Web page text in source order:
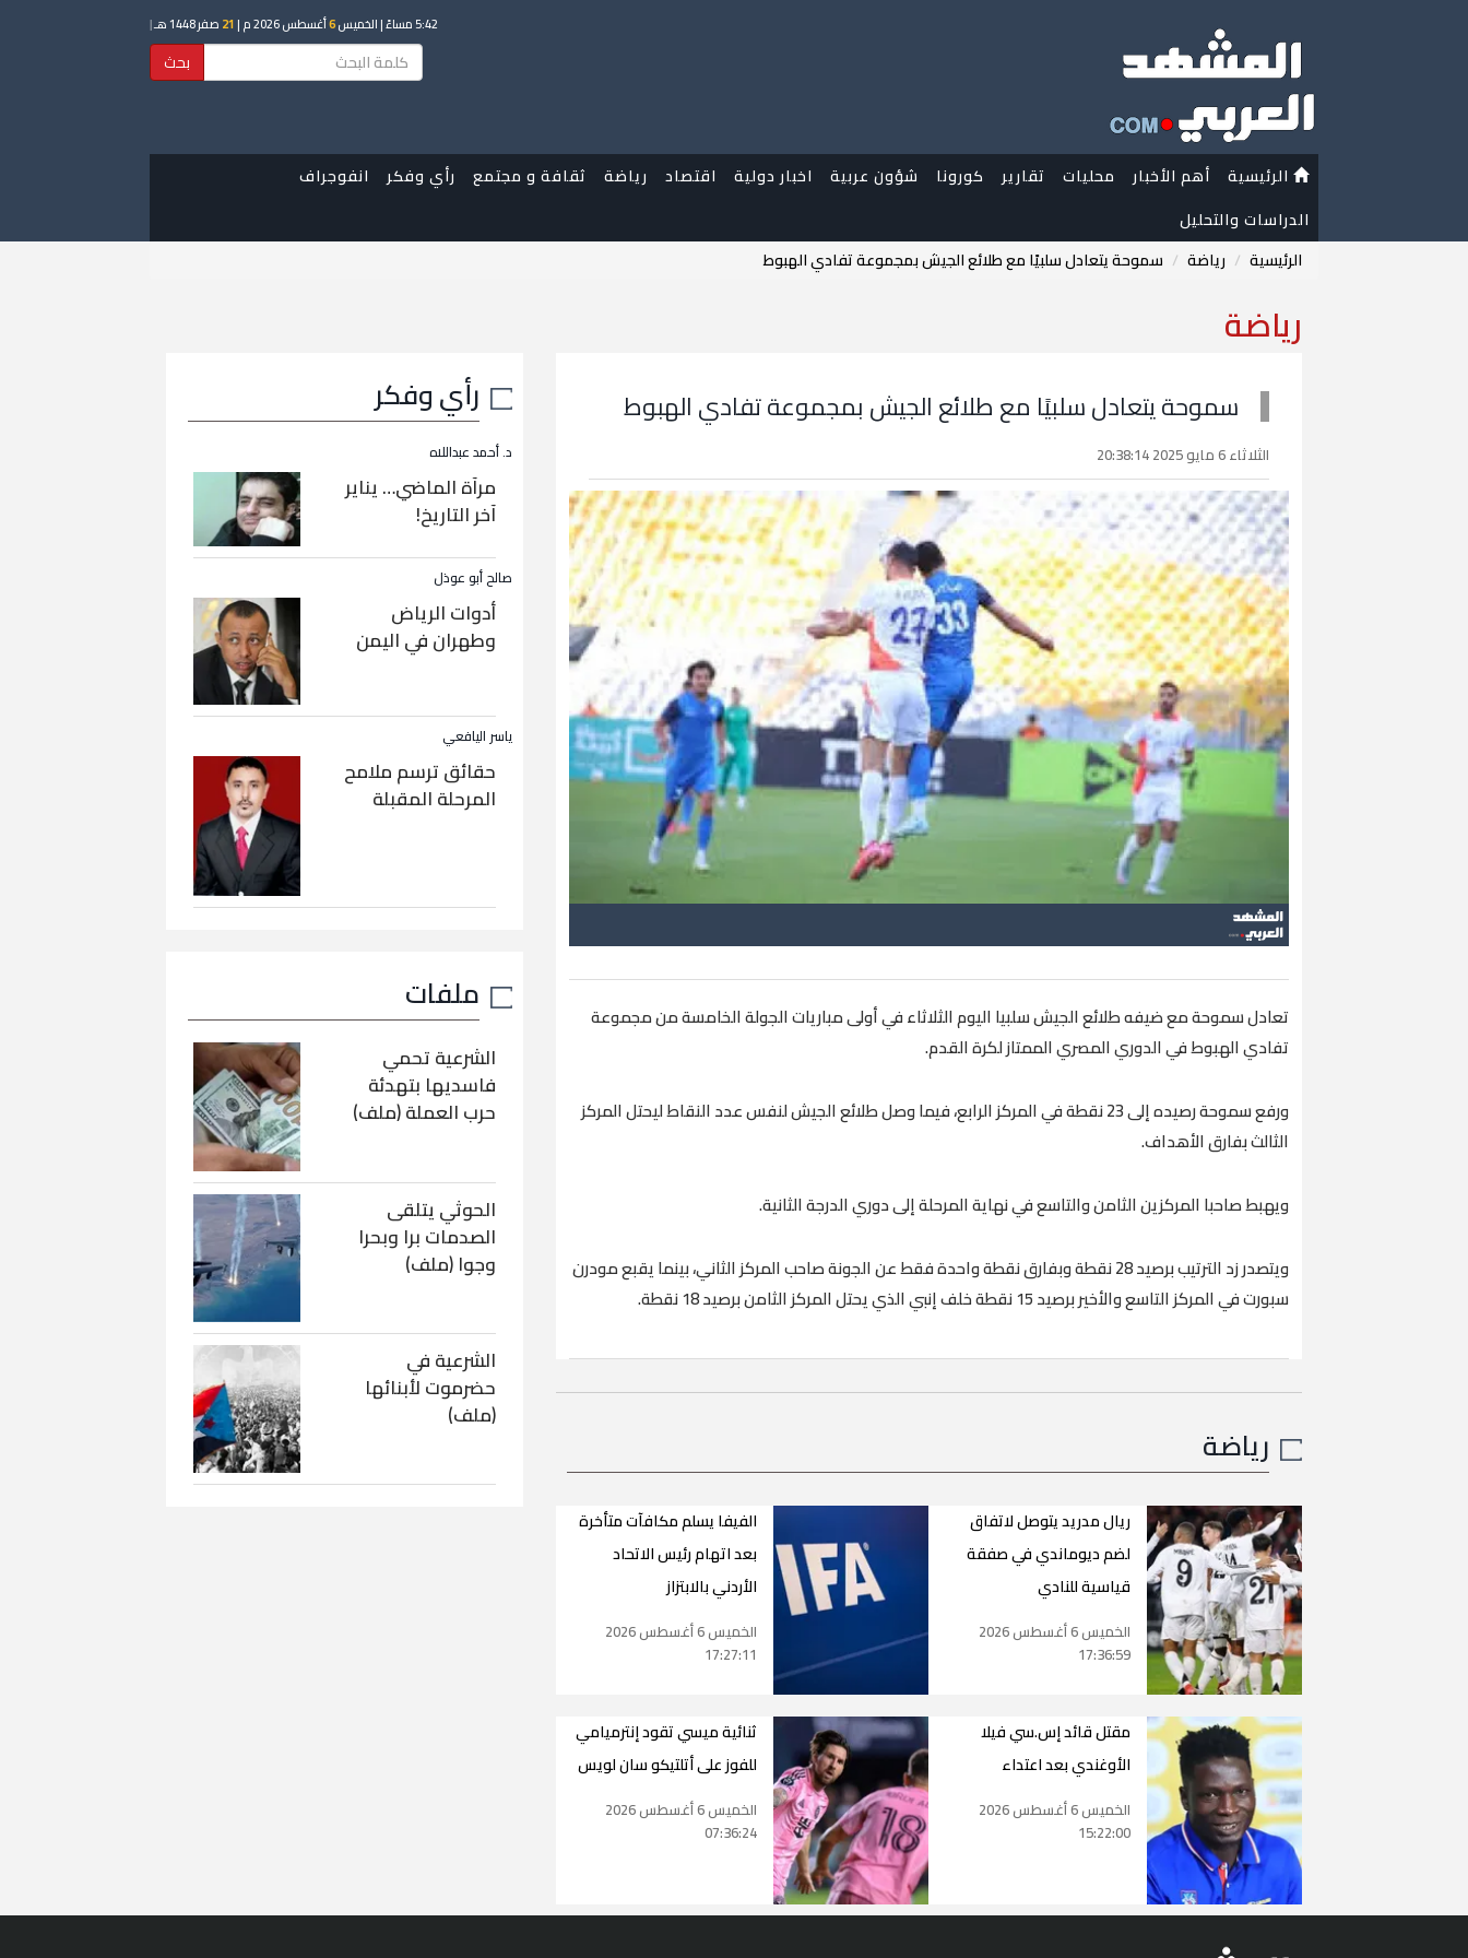
5:42 مساءً | الخميس6أغسطس 2026 م | 21 صفر 1448 هـ |
بحث
الرئيسية أهم الأخبار محليات تقارير كورونا شؤون عربية اخبار دولية اقتصاد رياضة ثقافة و مجتمع رأي وفكر
انفوجراف
الدراسات والتحليل
الرئيسية
رياضة سموحة يتعادل سلبيًا مع طلائع الجيش بمجموعة تفادي الهبوط
رياضة
سموحة يتعادل سلبيًا مع طلائع الجيش بمجموعة تفادي الهبوط
الثلاثاء 6 مايو 2025 20:38:14
تعادل سموحة مع ضيفه طلائع الجيش سلبيا اليوم الثلاثاء في أولى مباريات الجولة الخامسة من مجموعة
تفادي الهبوط في الدوري المصري الممتاز لكرة القدم.
ورفع سموحة رصيده إلى 23 نقطة في المركز الرابع، فيما وصل طلائع الجيش لنفس عدد النقاط ليحتل المركز
الثالث بفارق الأهداف.
ويهبط صاحبا المركزين الثامن والتاسع في نهاية المرحلة إلى دوري الدرجة الثانية.
ويتصدر زد الترتيب برصيد 28 نقطة وبفارق نقطة واحدة فقط عن الجونة صاحب المركز الثاني، بينما يقبع مودرن
سبورت في المركز التاسع والأخير برصيد 15 نقطة خلف إنبي الذي يحتل المركز الثامن برصيد 18 نقطة.
رياضة
ريال مدريد يتوصل لاتفاق
لضم ديوماندي في صفقة
قياسية للنادي
الخميس 6 أغسطس 2026
17:36:59
الفيفا يسلم مكافآت متأخرة
بعد اتهام رئيس الاتحاد
الأردني بالابتزاز
الخميس 6 أغسطس 2026
17:27:11
مقتل قائد إس.سي فيلا
الأوغندي بعد اعتداء
الخميس 6 أغسطس 2026
15:22:00
ثنائية ميسي تقود إنترميامي
للفوز على أتلتيكو سان لويس
الخميس 6 أغسطس 2026
07:36:24
رأي وفكر
د. أحمد عبداللاه
مرآة الماضي… يناير
آخر التاريخ!
صالح أبو عوذل
أدوات الرياض
وطهران في اليمن
ياسر اليافعي
حقائق ترسم ملامح
المرحلة المقبلة
ملفات
الشرعية تحمي
فاسديها بتهدئة
حرب العملة (ملف)
الحوثي يتلقى
الصدمات برا وبحرا
وجوا (ملف)
الشرعية في
حضرموت لأبنائها
(ملف)